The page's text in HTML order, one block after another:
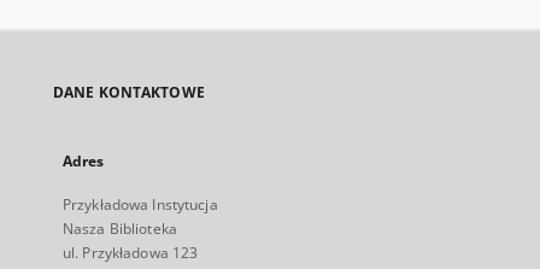
DANE KONTAKTOWE
Adres
Przykładowa Instytucja
Nasza Biblioteka
ul. Przykładowa 123